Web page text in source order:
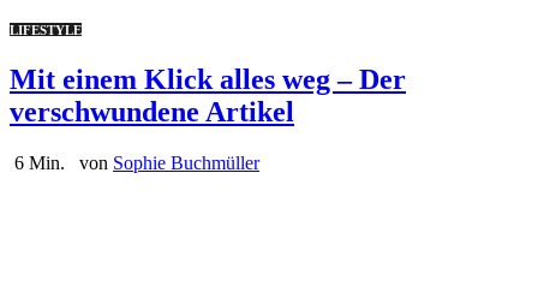
LIFESTYLE
Mit einem Klick alles weg – Der
verschwundene Artikel
6 Min. von Sophie Buchmüller